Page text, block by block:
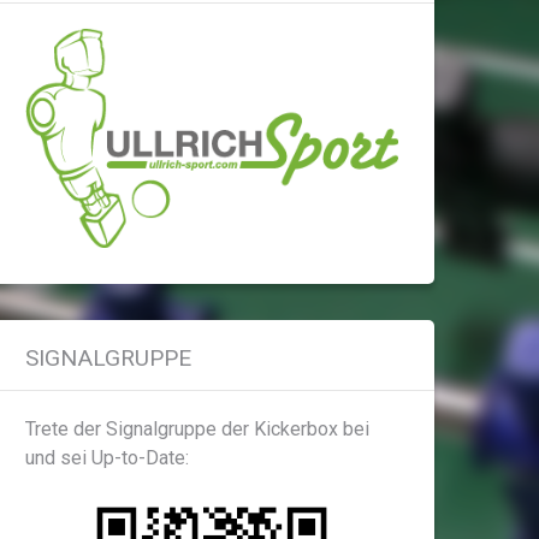
SIGNALGRUPPE
Trete der Signalgruppe der Kickerbox bei
und sei Up-to-Date: